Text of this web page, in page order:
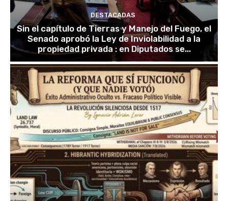
DESTACADAS
Sin el capítulo de Tierras y Manejo del Fuego, el
Senado aprobó la Ley de Inviolabilidad a la
propiedad privada : en Diputados se...